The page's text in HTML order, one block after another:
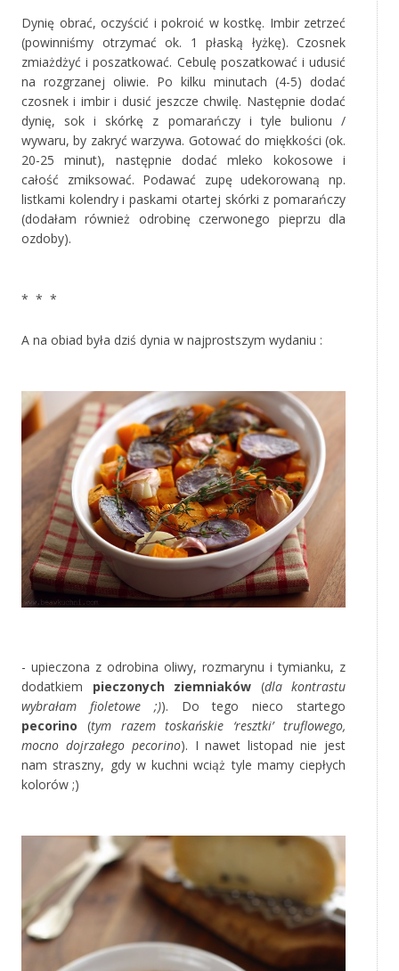
Dynię obrać, oczyścić i pokroić w kostkę. Imbir zetrzeć
(powinniśmy otrzymać ok. 1 płaską łyżkę). Czosnek
zmiażdżyć i poszatkować. Cebulę poszatkować i udusić
na rozgrzanej oliwie. Po kilku minutach (4-5) dodać
czosnek i imbir i dusić jeszcze chwilę. Następnie dodać
dynię, sok i skórkę z pomarańczy i tyle bulionu /
wywaru, by zakryć warzywa. Gotować do miękkości (ok.
20-25 minut), następnie dodać mleko kokosowe i
całość zmiksować. Podawać zupę udekorowaną np.
listkami kolendry i paskami otartej skórki z pomarańczy
(dodałam również odrobinę czerwonego pieprzu dla
ozdoby).
* * *
A na obiad była dziś dynia w najprostszym wydaniu :
- upieczona z odrobina oliwy, rozmarynu i tymianku, z
dodatkiem pieczonych ziemniaków (dla kontrastu
wybrałam fioletowe ;)). Do tego nieco startego
pecorino (tym razem toskańskie ‘resztki’ truflowego,
mocno dojrzałego pecorino). I nawet listopad nie jest
nam straszny, gdy w kuchni wciąż tyle mamy ciepłych
kolorów ;)